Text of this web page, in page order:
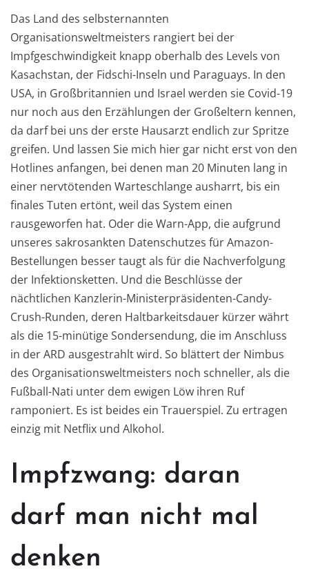
Das Land des selbsternannten
Organisationsweltmeisters rangiert bei der
Impfgeschwindigkeit knapp oberhalb des Levels von
Kasachstan, der Fidschi-Inseln und Paraguays. In den
USA, in Großbritannien und Israel werden sie Covid-19
nur noch aus den Erzählungen der Großeltern kennen,
da darf bei uns der erste Hausarzt endlich zur Spritze
greifen. Und lassen Sie mich hier gar nicht erst von den
Hotlines anfangen, bei denen man 20 Minuten lang in
einer nervtötenden Warteschlange ausharrt, bis ein
finales Tuten ertönt, weil das System einen
rausgeworfen hat. Oder die Warn-App, die aufgrund
unseres sakrosankten Datenschutzes für Amazon-
Bestellungen besser taugt als für die Nachverfolgung
der Infektionsketten. Und die Beschlüsse der
nächtlichen Kanzlerin-Ministerpräsidenten-Candy-
Crush-Runden, deren Haltbarkeitsdauer kürzer währt
als die 15-minütige Sondersendung, die im Anschluss
in der ARD ausgestrahlt wird. So blättert der Nimbus
des Organisationsweltmeisters noch schneller, als die
Fußball-Nati unter dem ewigen Löw ihren Ruf
ramponiert. Es ist beides ein Trauerspiel. Zu ertragen
einzig mit Netflix und Alkohol.
Impfzwang: daran
darf man nicht mal
denken